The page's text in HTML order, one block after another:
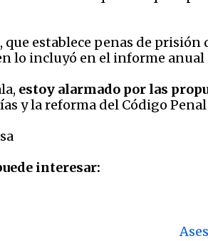
que establece penas de prisión
lo incluyó en el informe anual
estoy alarmado por las
y la reforma del Código
interesar: